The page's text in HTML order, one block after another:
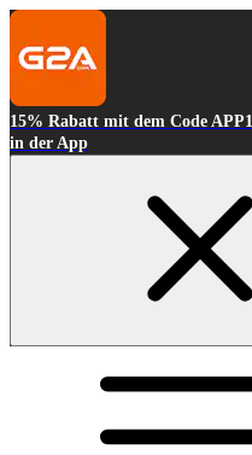
15% Rabatt mit dem Code
in der App